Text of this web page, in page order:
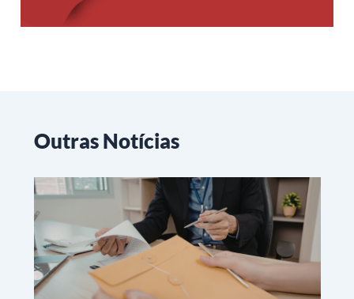
Outras Notícias